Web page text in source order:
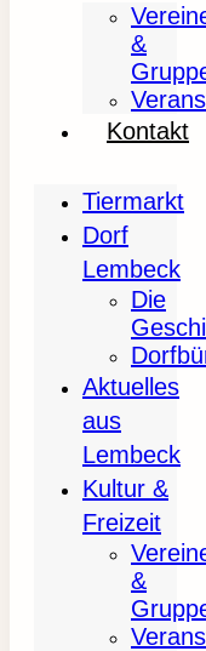
&
Kontakt
Tiermarkt
Dorf
Lembeck
Die
Aktuelles
aus
Lembeck
Kultur &
Freizeit
&